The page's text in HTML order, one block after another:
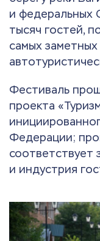
и федеральных
тысяч гостей,
самых
Фестиваль
проекта
Федерации;
соответствует
и индустрия